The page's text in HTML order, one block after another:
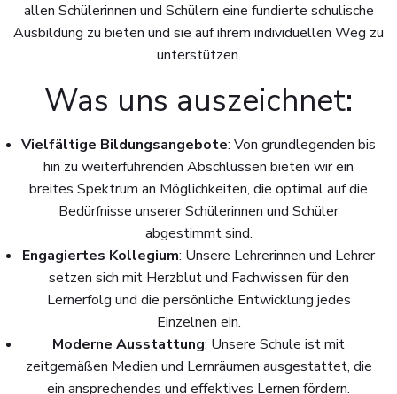
allen Schülerinnen und Schülern eine fundierte schulische
Ausbildung zu bieten und sie auf ihrem individuellen Weg zu
unterstützen.
Was uns auszeichnet:
Vielfältige Bildungsangebote: Von grundlegenden bis
hin zu weiterführenden Abschlüssen bieten wir ein
breites Spektrum an Möglichkeiten, die optimal auf die
Bedürfnisse unserer Schülerinnen und Schüler
abgestimmt sind.
Engagiertes Kollegium: Unsere Lehrerinnen und Lehrer
setzen sich mit Herzblut und Fachwissen für den
Lernerfolg und die persönliche Entwicklung jedes
Einzelnen ein.
Moderne Ausstattung: Unsere Schule ist mit
zeitgemäßen Medien und Lernräumen ausgestattet, die
ein ansprechendes und effektives Lernen fördern.